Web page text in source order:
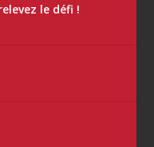
le défi !